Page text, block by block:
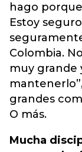
hago
Estoy
Colombia.
muy grande
grandes
O más.
Mucha